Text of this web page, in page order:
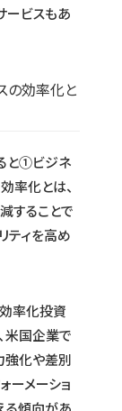
ービスもあ
の効率化と
と①ビジネ
率化とは、
することで
ティを高め
率化投資
米国企業で
強化や差別
ーメーショ